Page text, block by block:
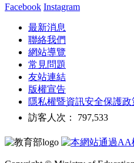
Facebook Instagram
最新消息
聯絡我們
網站導覽
常見問題
友站連結
版權宣告
隱私權暨資訊安全保護政
訪客人次： 797,533